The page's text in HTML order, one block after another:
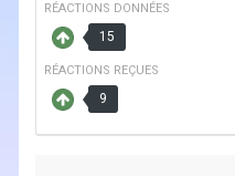
RÉACTIONS DONNÉES
15
RÉACTIONS REÇUES
9